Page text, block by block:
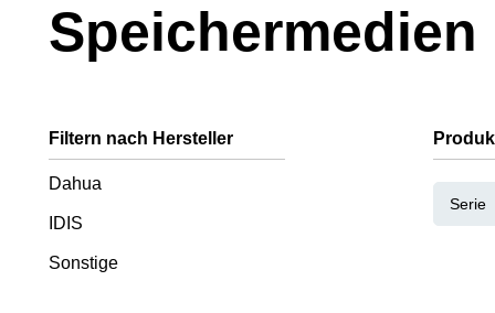
Speichermedien
Filtern nach Hersteller
Dahua
IDIS
Sonstige
Serie